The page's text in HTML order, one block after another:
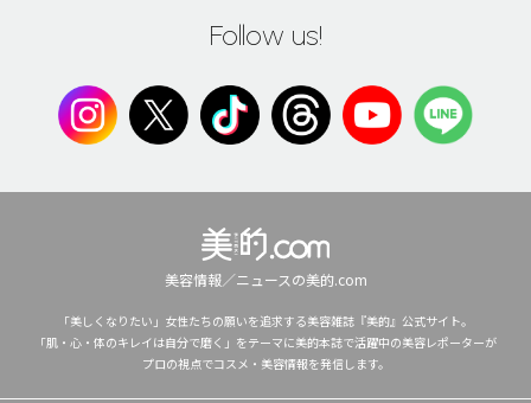
Follow us!
美容情報／ニュースの美的.com
「美しくなりたい」女性たちの願いを追求する美容雑誌『美的』公式サイト。
「肌・心・体のキレイは自分で磨く」をテーマに美的本誌で活躍中の美容レポーターが
プロの視点でコスメ・美容情報を発信します。